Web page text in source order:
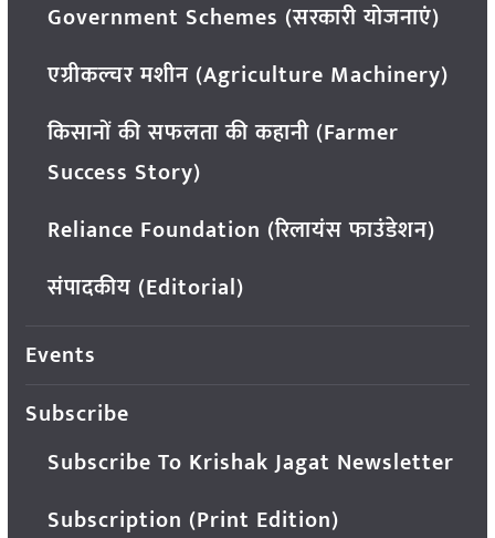
Government Schemes (सरकारी योजनाएं)
एग्रीकल्चर मशीन (Agriculture Machinery)
किसानों की सफलता की कहानी (Farmer
Success Story)
Reliance Foundation (रिलायंस फाउंडेशन)
संपादकीय (Editorial)
Events
Subscribe
Subscribe To Krishak Jagat Newsletter
Subscription (Print Edition)